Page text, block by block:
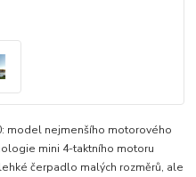
model nejmenšího motorového
mini 4-taktního motoru
čerpadlo malých rozměrů, ale